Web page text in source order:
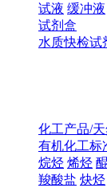
试液 缓冲液
试剂盒
水质快检试
化工产品/
有机化工标
烷烃 烯烃
羧酸盐 炔烃